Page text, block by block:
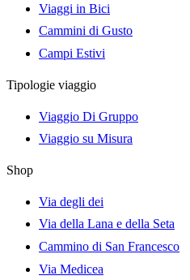
Viaggi in Bici
Cammini di Gusto
Campi Estivi
Tipologie viaggio
Viaggio Di Gruppo
Viaggio su Misura
Shop
Via degli dei
Via della Lana e della Seta
Cammino di San Francesco
Via Medicea